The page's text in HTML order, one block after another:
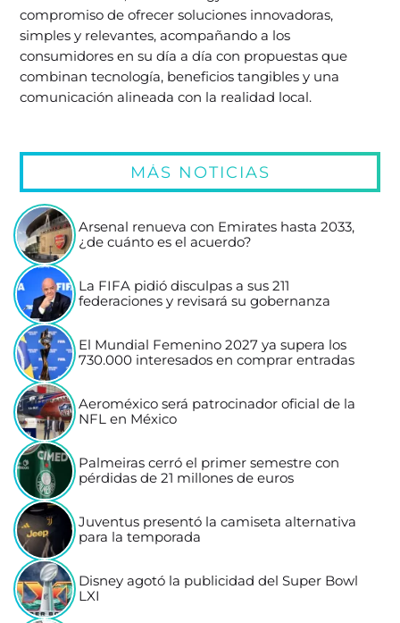
compromiso de ofrecer soluciones innovadoras,
simples y relevantes, acompañando a los
consumidores en su día a día con propuestas que
combinan tecnología, beneficios tangibles y una
comunicación alineada con la realidad local.
MÁS NOTICIAS
Arsenal renueva con Emirates hasta 2033,
¿de cuánto es el acuerdo?
La FIFA pidió disculpas a sus 211
federaciones y revisará su gobernanza
El Mundial Femenino 2027 ya supera los
730.000 interesados en comprar entradas
Aeroméxico será patrocinador oficial de la
NFL en México
Palmeiras cerró el primer semestre con
pérdidas de 21 millones de euros
Juventus presentó la camiseta alternativa
para la temporada
Disney agotó la publicidad del Super Bowl
LXI